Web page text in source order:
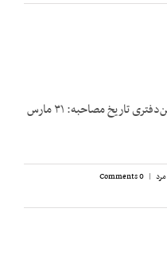
روایت‌کننده: آقای دکتر هدایت‌الله متین‌دفتری تاریخ مصاحبه: ۳۱ مارس
مرد |
0 Comments